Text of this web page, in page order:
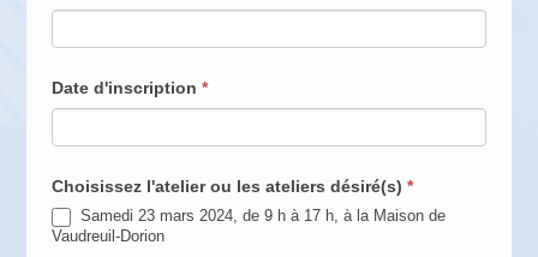
Date d'inscription *
Choisissez l'atelier ou les ateliers désiré(s) *
Samedi 23 mars 2024, de 9 h à 17 h, à la Maison de
Vaudreuil-Dorion